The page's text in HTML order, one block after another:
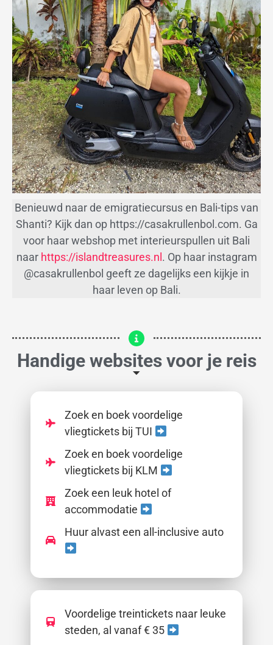
Benieuwd naar de emigratiecursus en Bali-tips van
Shanti? Kijk dan op https://casakrullenbol.com. Ga
voor haar webshop met interieurspullen uit Bali
naar https://islandtreasures.nl . Op haar instagram
@casakrullenbol geeft ze dagelijks een kijkje in
haar leven op Bali.
Handige websites voor je reis
Zoek en boek voordelige
vliegtickets bij TUI
Zoek en boek voordelige
vliegtickets bij KLM
Zoek een leuk hotel of
accommodatie
Huur alvast een all-inclusive auto
Voordelige treintickets naar leuke
steden, al vanaf € 35